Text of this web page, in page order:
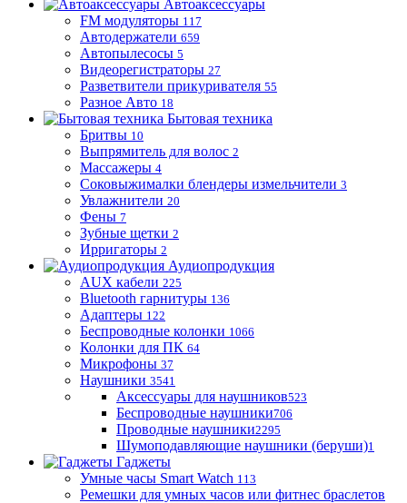
Автоаксессуары
FM модуляторы 117
Автодержатели 659
Автопылесосы 5
Видеорегистраторы 27
Разветвители прикуривателя 55
Разное Авто 18
Бытовая техника
Бритвы 10
Выпрямитель для волос 2
Массажеры 4
Соковыжималки блендеры измельчители 3
Увлажнители 20
Фены 7
Зубные щетки 2
Ирригаторы 2
Аудиопродукция
AUX кабели 225
Bluetooth гарнитуры 136
Адаптеры 122
Беспроводные колонки 1066
Колонки для ПК 64
Микрофоны 37
Наушники 3541
Аксессуары для наушников523
Беспроводные наушники706
Проводные наушники2295
Шумоподавляющие наушники (беруши)1
Гаджеты
Умные часы Smart Watch 113
Ремешки для умных часов или фитнес браслетов